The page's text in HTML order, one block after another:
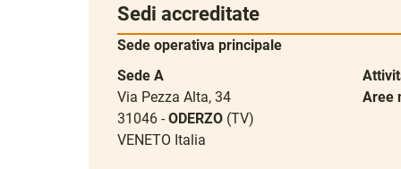
Sedi accreditate
Sede operativa principale
Sede A
Via Pezza Alta, 34
31046 -ODERZO (TV)
VENETO Italia
Aree